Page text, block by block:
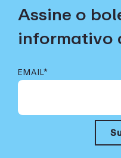
Assine o
informativo
EMAIL*